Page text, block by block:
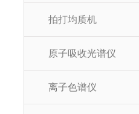
拍打均质机
原子吸收光谱仪
离子色谱仪